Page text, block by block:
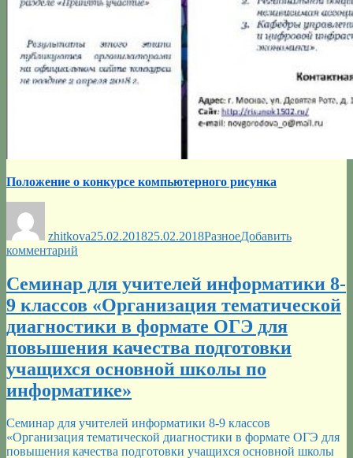
Положение о конкурсе компьютерного рисунка
zhitkova25.02.201825.02.2018РазноеДобавить
комментарий
компьютерного
рисунка
Cеминар для учителей информатики 8-
9 классов «Организация тематической
диагностики в формате ОГЭ для
повышения качества подготовки
учащихся основной школы по
информатике»
Cеминар для учителей информатики 8-9 классов
«Организация тематической диагностики в формате ОГЭ для
повышения качества подготовки учащихся основной школы